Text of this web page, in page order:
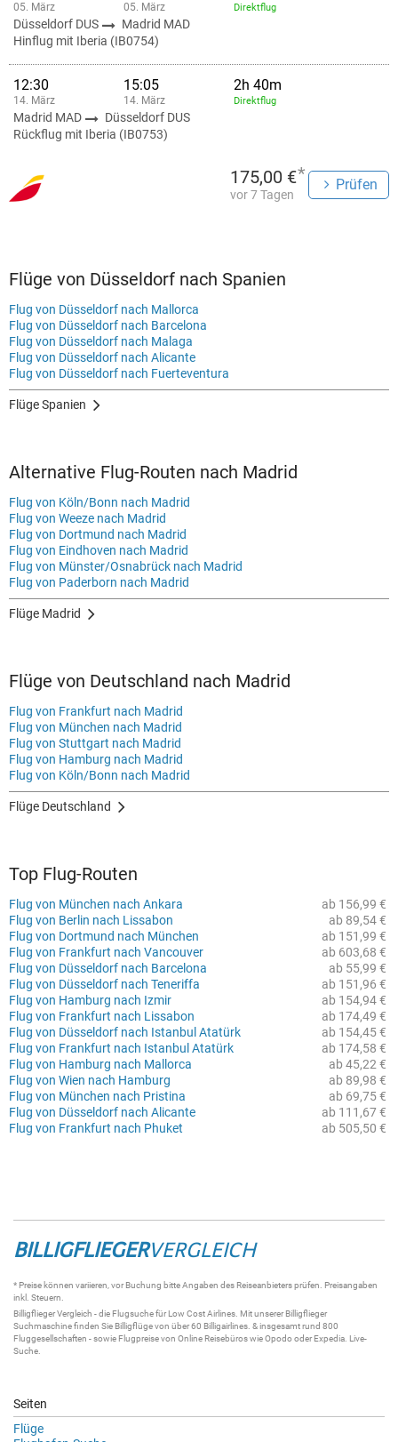
05. März 05. März Direktflug
Düsseldorf DUS
Madrid MAD
Hinflug mit Iberia (IB0754)
12:30
14. März
15:05
14. März
2h 40m
Direktflug
Madrid MAD
Düsseldorf DUS
Rückflug mit Iberia (IB0753)
175,00 €*
vor 7 Tagen
Prüfen
Flüge von Düsseldorf nach Spanien
Flug von Düsseldorf nach Mallorca
Flug von Düsseldorf nach Barcelona
Flug von Düsseldorf nach Malaga
Flug von Düsseldorf nach Alicante
Flug von Düsseldorf nach Fuerteventura
Flüge Spanien
Alternative Flug-Routen nach Madrid
Flug von Köln/Bonn nach Madrid
Flug von Weeze nach Madrid
Flug von Dortmund nach Madrid
Flug von Eindhoven nach Madrid
Flug von Münster/Osnabrück nach Madrid
Flug von Paderborn nach Madrid
Flüge Madrid
Flüge von Deutschland nach Madrid
Flug von Frankfurt nach Madrid
Flug von München nach Madrid
Flug von Stuttgart nach Madrid
Flug von Hamburg nach Madrid
Flug von Köln/Bonn nach Madrid
Flüge Deutschland
Top Flug-Routen
ab 156,99 €
Flug von München nach Ankara
ab 89,54 €
Flug von Berlin nach Lissabon
ab 151,99 €
Flug von Dortmund nach München
ab 603,68 €
Flug von Frankfurt nach Vancouver
ab 55,99 €
Flug von Düsseldorf nach Barcelona
ab 151,96 €
Flug von Düsseldorf nach Teneriffa
ab 154,94 €
Flug von Hamburg nach Izmir
ab 174,49 €
Flug von Frankfurt nach Lissabon
ab 154,45 €
Flug von Düsseldorf nach Istanbul Atatürk
ab 174,58 €
Flug von Frankfurt nach Istanbul Atatürk
ab 45,22 €
Flug von Hamburg nach Mallorca
ab 89,98 €
Flug von Wien nach Hamburg
ab 69,75 €
Flug von München nach Pristina
ab 111,67 €
Flug von Düsseldorf nach Alicante
ab 505,50 €
Flug von Frankfurt nach Phuket
BILLIGFLIEGERVERGLEICH
* Preise können variieren, vor Buchung bitte Angaben des Reiseanbieters prüfen. Preisangaben
inkl. Steuern.
BilligfliegerVergleich - die Flugsuchefür Low Cost Airlines. Mit unsererBilligflieger
Suchmaschinefinden Sie Billigflügevon über 60 Billigairlines . & insgesamt rund 800
Fluggesellschaften - sowie Flugpreise von Online Reisebüros wie Opodo oder Expedia. Live-
Suche
Seiten
Flüge